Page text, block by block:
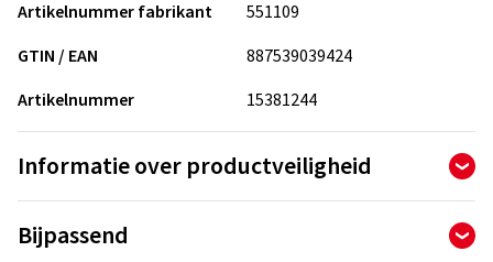
Artikelnummer fabrikant
551109
GTIN / EAN
887539039424
Artikelnummer
15381244
Informatie over productveiligheid
Goodyear Germany GmbH
Bijpassend